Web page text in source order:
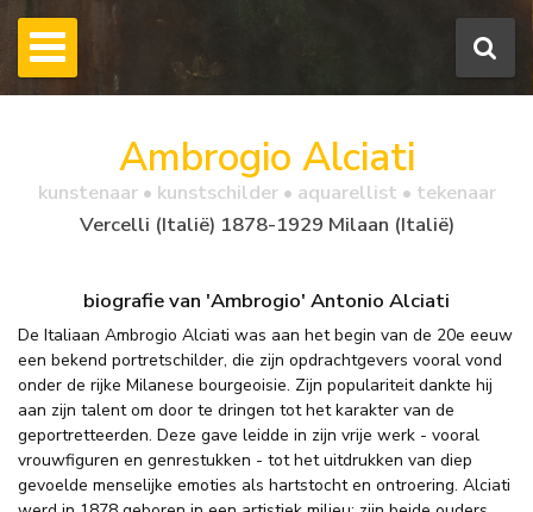
Ambrogio Alciati
kunstenaar • kunstschilder • aquarellist • tekenaar
Vercelli (Italië) 1878-1929 Milaan (Italië)
biografie van 'Ambrogio' Antonio Alciati
De Italiaan Ambrogio Alciati was aan het begin van de 20e eeuw
een bekend portretschilder, die zijn opdrachtgevers vooral vond
onder de rijke Milanese bourgeoisie. Zijn populariteit dankte hij
aan zijn talent om door te dringen tot het karakter van de
geportretteerden. Deze gave leidde in zijn vrije werk - vooral
vrouwfiguren en genrestukken - tot het uitdrukken van diep
gevoelde menselijke emoties als hartstocht en ontroering. Alciati